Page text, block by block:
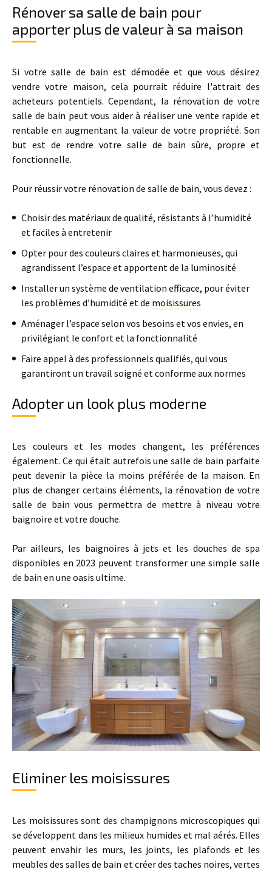
Rénover sa salle de bain pour
apporter plus de valeur à sa maison
Si votre salle de bain est démodée et que vous désirez
vendre votre maison, cela pourrait réduire l'attrait des
acheteurs potentiels. Cependant, la rénovation de votre
salle de bain peut vous aider à réaliser une vente rapide et
rentable en augmentant la valeur de votre propriété. Son
but est de rendre votre salle de bain sûre, propre et
fonctionnelle.
Pour réussir votre rénovation de salle de bain, vous devez :
Choisir des matériaux de qualité, résistants à l’humidité
et faciles à entretenir
Opter pour des couleurs claires et harmonieuses, qui
agrandissent l’espace et apportent de la luminosité
Installer un système de ventilation efficace, pour éviter
les problèmes d’humidité et de moisissures
Aménager l’espace selon vos besoins et vos envies, en
privilégiant le confort et la fonctionnalité
Faire appel à des professionnels qualifiés, qui vous
garantiront un travail soigné et conforme aux normes
Adopter un look plus moderne
Les couleurs et les modes changent, les préférences
également. Ce qui était autrefois une salle de bain parfaite
peut devenir la pièce la moins préférée de la maison. En
plus de changer certains éléments, la rénovation de votre
salle de bain vous permettra de mettre à niveau votre
baignoire et votre douche.
Par ailleurs, les baignoires à jets et les douches de spa
disponibles en 2023 peuvent transformer une simple salle
de bain en une oasis ultime.
Eliminer les moisissures
Les moisissures sont des champignons microscopiques qui
se développent dans les milieux humides et mal aérés. Elles
peuvent envahir les murs, les joints, les plafonds et les
meubles des salles de bain et créer des taches noires, vertes